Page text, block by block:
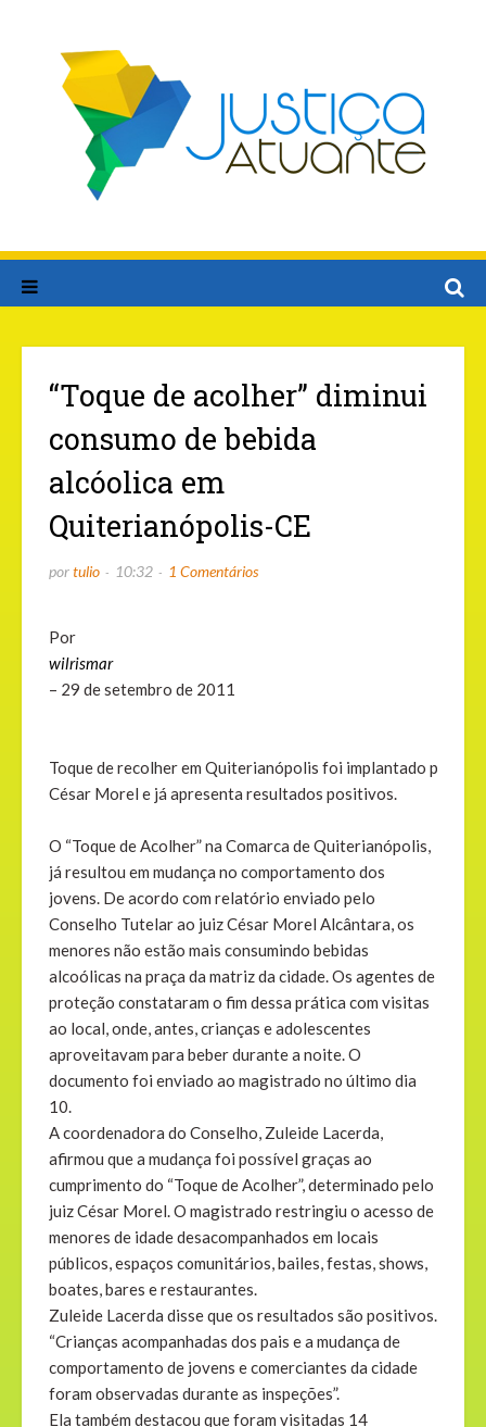
“Toque de acolher” diminui
consumo de bebida
alcóolica em
Quiterianópolis-CE
portulio 10:32 1 Comentários
Por
wilrismar
– 29 de setembro de 2011
Toque de recolher em Quiterianópolis foi implantado pelo
César Morel e já apresenta resultados positivos.
O “Toque de Acolher” na Comarca de Quiterianópolis,
já resultou em mudança no comportamento dos
jovens. De acordo com relatório enviado pelo
Conselho Tutelar ao juiz César Morel Alcântara, os
menores não estão mais consumindo bebidas
alcoólicas na praça da matriz da cidade. Os agentes de
proteção constataram o fim dessa prática com visitas
ao local, onde, antes, crianças e adolescentes
aproveitavam para beber durante a noite. O
documento foi enviado ao magistrado no último dia
10.
A coordenadora do Conselho, Zuleide Lacerda,
afirmou que a mudança foi possível graças ao
cumprimento do “Toque de Acolher”, determinado pelo
juiz César Morel. O magistrado restringiu o acesso de
menores de idade desacompanhados em locais
públicos, espaços comunitários, bailes, festas, shows,
boates, bares e restaurantes.
Zuleide Lacerda disse que os resultados são positivos.
“Crianças acompanhadas dos pais e a mudança de
comportamento de jovens e comerciantes da cidade
foram observadas durante as inspeções”.
Ela também destacou que foram visitadas 14